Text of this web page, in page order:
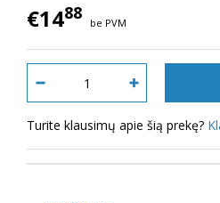
€1488 be PVM
Turite klausimų apie šią prekę?